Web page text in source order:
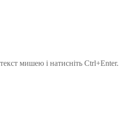
мишею і натисніть Ctrl+Enter.